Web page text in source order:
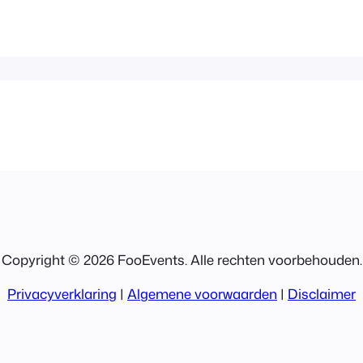
Copyright © 2026 FooEvents. Alle rechten voorbehouden.
Privacyverklaring | Algemene voorwaarden | Disclaimer